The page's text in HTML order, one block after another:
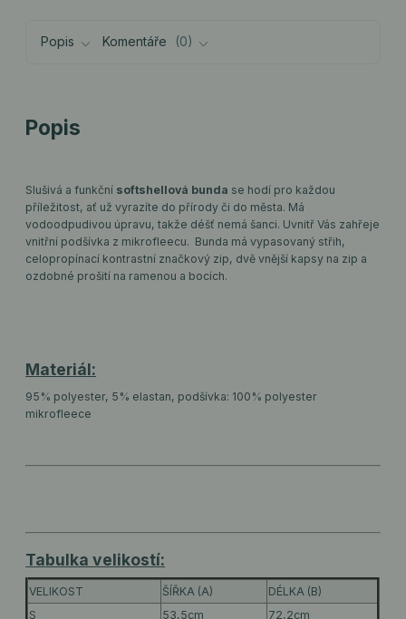
Popis Komentáře 0
Popis
Slušivá a funkční softshellová bunda se hodí pro každou
příležitost, ať už vyrazíte do přírody či do města. Má
vodoodpudivou úpravu, takže déšť nemá šanci. Uvnitř Vás zahřeje
vnitřní podšívka z mikrofleecu. Bunda má vypasovaný střih,
celopropínací kontrastní značkový zip, dvě vnější kapsy na zip a
ozdobné prošití na ramenou a bocích.
Materiál:
95% polyester, 5% elastan, podšívka: 100% polyester
mikrofleece
Tabulka velikostí:
VELIKOST ŠÍŘKA (A)
DÉLKA (B)
S
53,5cm 72,2cm